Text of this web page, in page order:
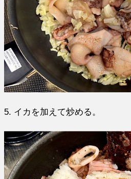
5. イカを加えて炒める。